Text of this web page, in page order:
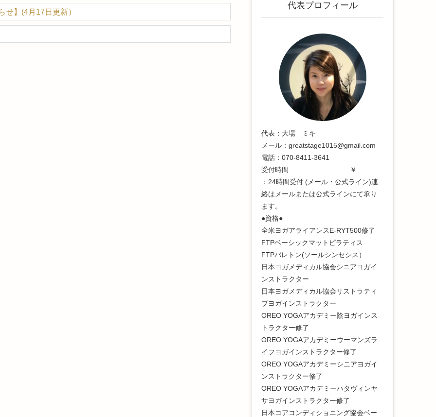
せ】(4月17日更新）
代表プロフィール
代表：大場 ミキ
メール：greatstage1015@gmail.com
電話：070-8411-3641
受付時間 ￥
：24時間受付 (メール・公式ライン)連
絡はメールまたは公式ラインにて承り
ます。
●資格●
全米ヨガアライアンスE-RYT500修了
FTPベーシックマットピラティス
FTPバレトン(ソールシンセシス）
日本ヨガメディカル協会シニアヨガイ
ンストラクター
日本ヨガメディカル協会リストラティ
ブヨガインストラクター
OREO YOGAアカデミー陰ヨガインス
トラクター修了
OREO YOGAアカデミーウーマンズラ
イフヨガインストラクター修了
OREO YOGAアカデミーシニアヨガイ
ンストラクター修了
OREO YOGAアカデミーハタヴィンヤ
サヨガインストラクター修了
日本コアコンディショニング協会ベー